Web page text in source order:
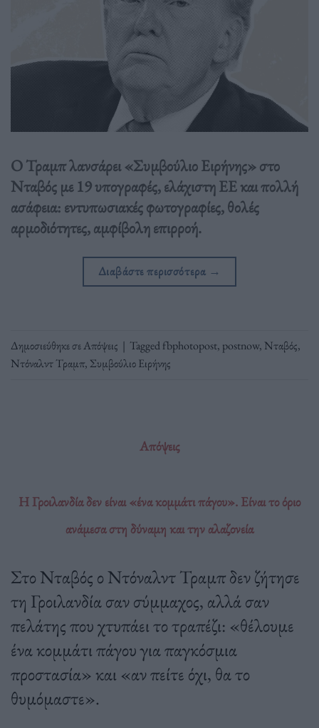
Ο Τραμπ λανσάρει «Συμβούλιο Ειρήνης» στο
Νταβός με 19 υπογραφές, ελάχιστη ΕΕ και πολλή
ασάφεια: εντυπωσιακές φωτογραφίες, θολές
αρμοδιότητες, αμφίβολη επιρροή.
Διαβάστε περισσότερα →
Δημοσιεύθηκε σεΑπόψεις | Taggedfbphotopost, postnow, Νταβός,
Ντόναλντ Τραμπ, Συμβούλιο Ειρήνης
Απόψεις
Η Γροιλανδία δεν είναι «ένα κομμάτι πάγου». Eίναι το όριο
ανάμεσα στη δύναμη και την αλαζονεία
Στο Νταβός ο Ντόναλντ Τραμπ δεν ζήτησε
τη Γροιλανδία σαν σύμμαχος, αλλά σαν
πελάτης που χτυπάει το τραπέζι: «θέλουμε
ένα κομμάτι πάγου για παγκόσμια
προστασία» και «αν πείτε όχι, θα το
θυμόμαστε».